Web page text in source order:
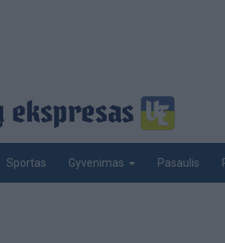
Sportas Gyvenimas Pasaulis